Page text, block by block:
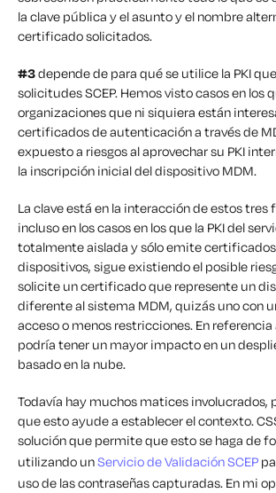
la clave pública y el asunto y el nombre
certificado solicitados.
#3dependede para qué se utilice la PKI
solicitudes SCEP. Hemos visto casos en los
organizaciones que ni siquiera están
certificados de autenticación a través de
expuesto a riesgos al aprovechar su PKI
la inscripción inicial del dispositivo MDM.
La clave está en la interacción de estos tres
incluso en los casos en los que la PKI del
totalmente aislada y sólo emite
dispositivos, sigue existiendo el posible
solicite un certificado que represente un
diferente al sistema MDM, quizás uno con
acceso o menos restricciones. En
podría tener un mayor impacto en un
basado en la nube.
Todavía hay muchos matices involucrados,
que esto ayude a establecer el contexto.
solución que permite que esto se haga de
utilizando unServicio de Validación SCEP
uso de las contraseñas capturadas. En mi